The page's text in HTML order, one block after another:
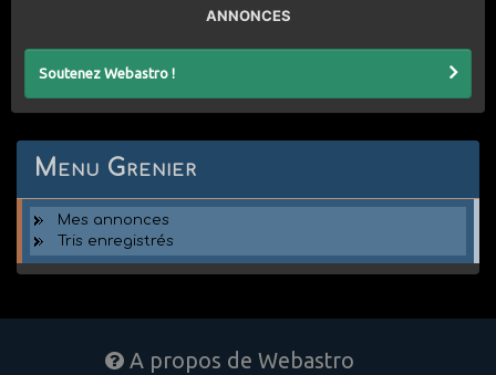
ANNONCES
Soutenez Webastro !
Menu Grenier
Mes annonces
Tris enregistrés
A propos de Webastro